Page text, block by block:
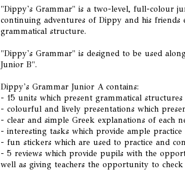
"Dippy's Grammar" is a two-level, full-colour
continuing adventures of Dippy and his friends
grammatical structure.
"Dippy's Grammar" is designed to be used
Junior B".
Dippy's Grammar Junior A contains:
- 15 units which present grammatical
- colourful and lively presentations which
- clear and simple Greek explanations of each
- interesting tasks which provide ample
- fun stickers which are used to practice and
- 5 reviews which provide pupils with the
well as giving teachers the opportunity to